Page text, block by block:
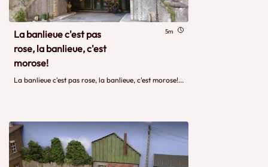
La banlieue c'est pas
rose, la banlieue, c'est
morose!
5m
La banlieue c'est pas rose, la banlieue, c'est morose!...